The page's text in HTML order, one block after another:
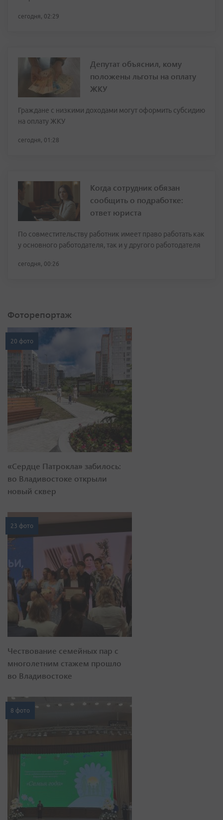
сегодня, 02:29
Депутат объяснил, кому
положены льготы на оплату
ЖКУ
Граждане с низкими доходами могут оформить субсидию
на оплату ЖКУ
сегодня, 01:28
Когда сотрудник обязан
сообщить о подработке:
ответ юриста
По совместительству работник имеет право работать как
у основного работодателя, так и у другого работодателя
сегодня, 00:26
Фоторепортаж
20 фото
«Сердце Патрокла» забилось:
во Владивостоке открыли
новый сквер
23 фото
Чествование семейных пар с
многолетним стажем прошло
во Владивостоке
8 фото